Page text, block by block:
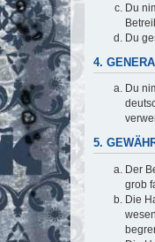
Du
Du
4.
Du
5.
Der
grob
Die